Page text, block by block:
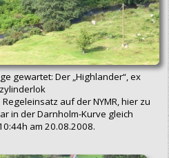
gewartet: Der „Highlander“, ex
Regeleinsatz auf der NYMR, hier zu
in der Darnholm-Kurve gleich
am 20.08.2008.